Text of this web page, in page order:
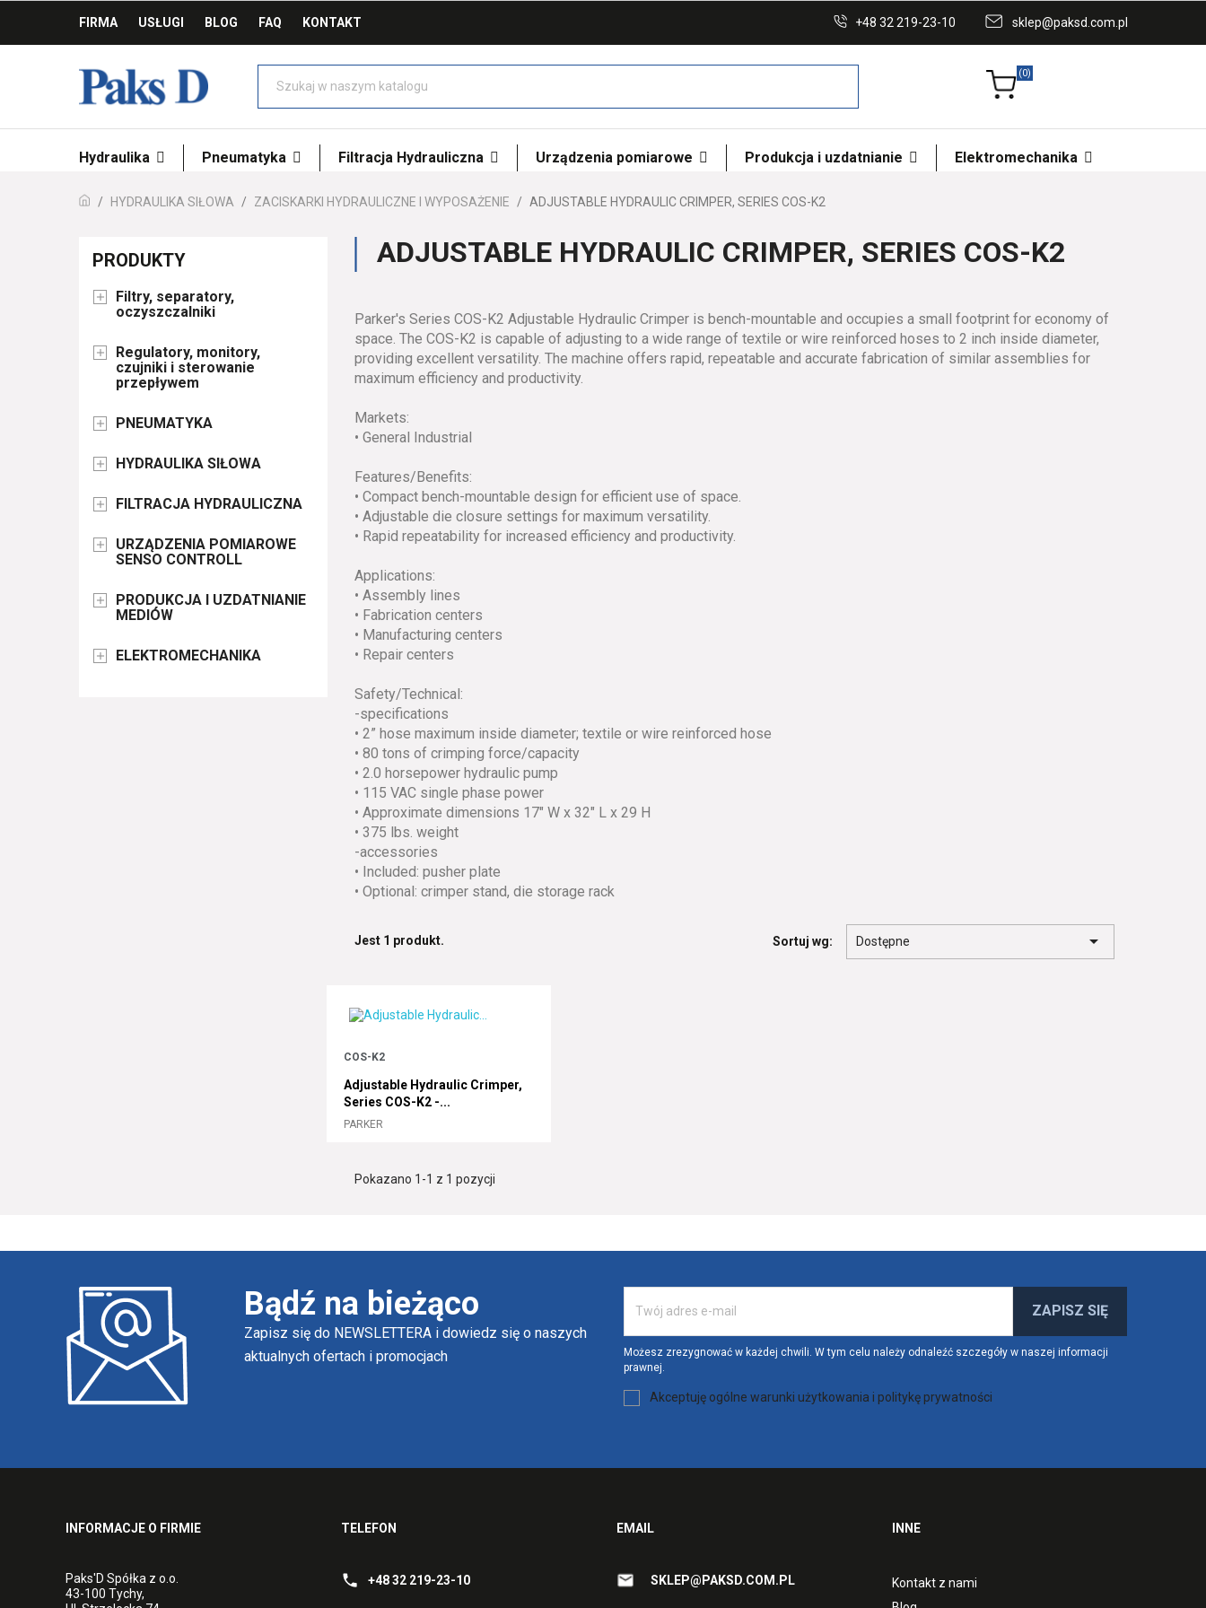
FIRMA USŁUGI BLOG FAQ KONTAKT +48 32 219-23-10 sklep@paksd.com.pl
(0)
Hydraulika Pneumatyka Filtracja Hydrauliczna Urządzenia pomiarowe Produkcja i uzdatnianie Elektromechanika
HYDRAULIKA SIŁOWA ZACISKARKI HYDRAULICZNE I WYPOSAŻENIE ADJUSTABLE HYDRAULIC CRIMPER, SERIES COS-K2
PRODUKTY
Filtry, separatory,
oczyszczalniki

Regulatory, monitory,
czujniki i sterowanie
przepływem

PNEUMATYKA

HYDRAULIKA SIŁOWA

FILTRACJA HYDRAULICZNA

URZĄDZENIA POMIAROWE
SENSO CONTROLL

PRODUKCJA I UZDATNIANIE
MEDIÓW

ELEKTROMECHANIKA

ADJUSTABLE HYDRAULIC CRIMPER, SERIES COS-K2
Parker's Series COS-K2 Adjustable Hydraulic Crimper is bench-mountable and occupies a small footprint for economy of
space. The COS-K2 is capable of adjusting to a wide range of textile or wire reinforced hoses to 2 inch inside diameter,
providing excellent versatility. The machine offers rapid, repeatable and accurate fabrication of similar assemblies for
maximum efficiency and productivity.
Markets:
• General Industrial
Features/Benefits:
• Compact bench-mountable design for efficient use of space.
• Adjustable die closure settings for maximum versatility.
• Rapid repeatability for increased efficiency and productivity.
Applications:
• Assembly lines
• Fabrication centers
• Manufacturing centers
• Repair centers
Safety/Technical:
-specifications
• 2” hose maximum inside diameter; textile or wire reinforced hose
• 80 tons of crimping force/capacity
• 2.0 horsepower hydraulic pump
• 115 VAC single phase power
• Approximate dimensions 17" W x 32" L x 29 H
• 375 lbs. weight
-accessories
• Included: pusher plate
• Optional: crimper stand, die storage rack
Jest 1 produkt. Sortuj wg: Dostępne 
COS-K2
Adjustable Hydraulic Crimper,
Series COS-K2 -...
PARKER
Pokazano 1-1 z 1 pozycji
Bądź na bieżąco
Zapisz się do NEWSLETTERA i dowiedz się o naszych
aktualnych ofertach i promocjach
Możesz zrezygnować w każdej chwili. W tym celu należy odnaleźć szczegóły w naszej informacji
prawnej.
Akceptuję ogólne warunki użytkowania i politykę prywatności
INFORMACJE O FIRMIE
Paks'D Spółka z o.o.
43-100 Tychy,
TELEFON
+48 32 219-23-10
EMAIL
SKLEP@PAKSD.COM.PL
INNE
Kontakt z nami